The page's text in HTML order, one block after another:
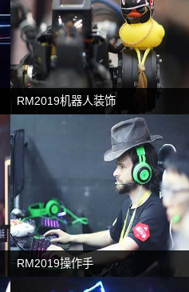
RM2019机器人装饰
RM2019操作手